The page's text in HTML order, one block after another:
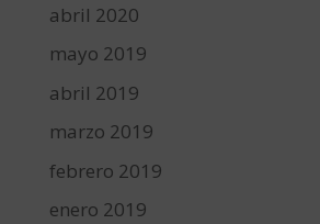
abril 2020
mayo 2019
abril 2019
marzo 2019
febrero 2019
enero 2019